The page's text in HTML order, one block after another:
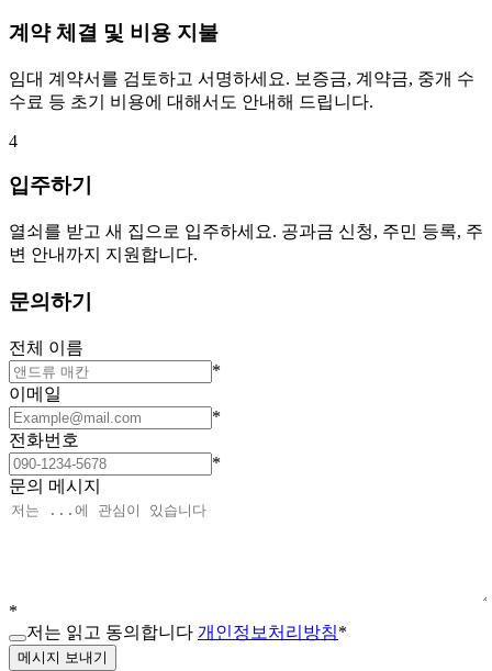
계약 체결 및 비용 지불
임대 계약서를 검토하고 서명하세요. 보증금, 계약금, 중개 수
수료 등 초기 비용에 대해서도 안내해 드립니다.
4
입주하기
열쇠를 받고 새 집으로 입주하세요. 공과금 신청, 주민 등록, 주
변 안내까지 지원합니다.
문의하기
전체 이름
*
이메일
*
전화번호
*
문의 메시지
*
저는 읽고 동의합니다 개인정보처리방침*
메시지 보내기